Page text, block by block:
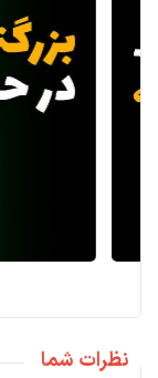
نظرات شما